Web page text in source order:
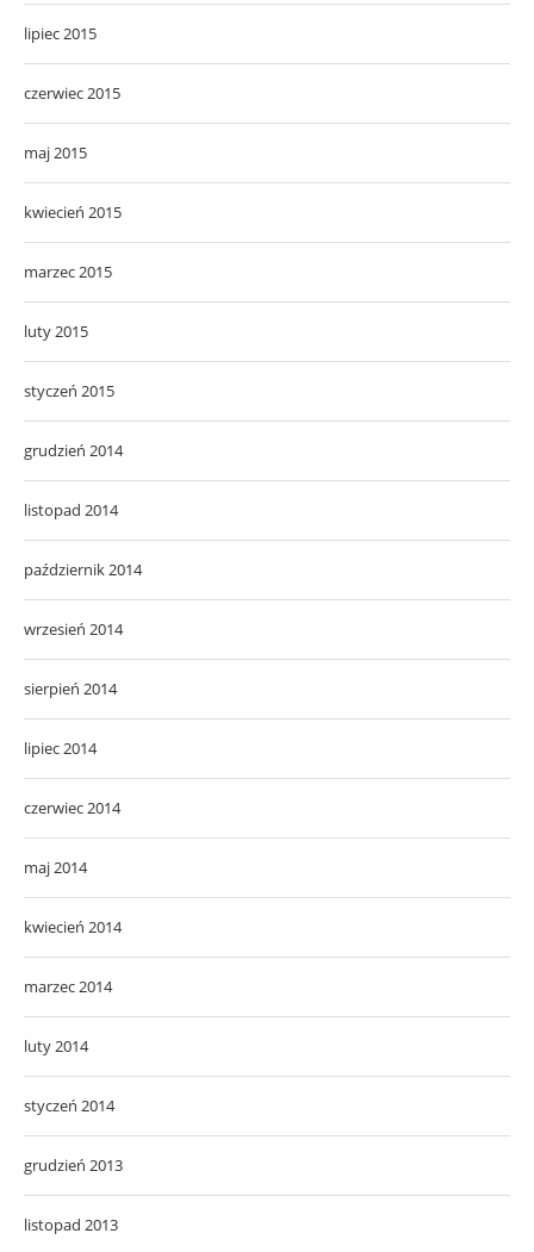
lipiec 2015
czerwiec 2015
maj 2015
kwiecień 2015
marzec 2015
luty 2015
styczeń 2015
grudzień 2014
listopad 2014
październik 2014
wrzesień 2014
sierpień 2014
lipiec 2014
czerwiec 2014
maj 2014
kwiecień 2014
marzec 2014
luty 2014
styczeń 2014
grudzień 2013
listopad 2013